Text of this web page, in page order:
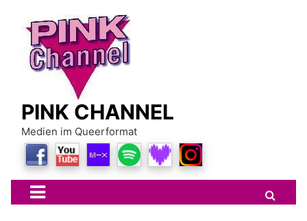
content
PINK CHANNEL
Medien im Queerformat